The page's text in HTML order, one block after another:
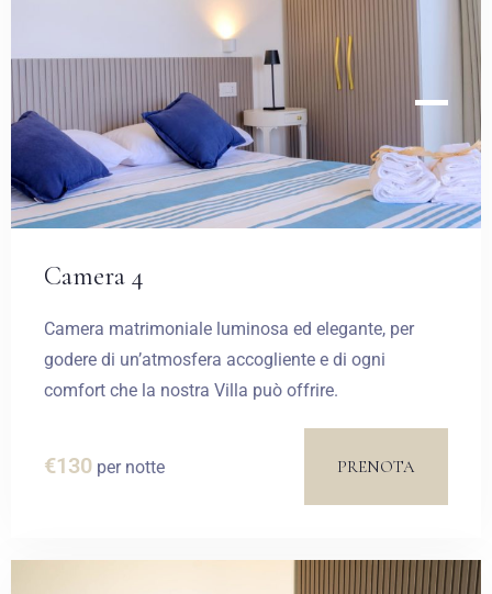
Camera 4
Camera matrimoniale luminosa ed elegante, per
godere di un’atmosfera accogliente e di ogni
comfort che la nostra Villa può offrire.
€130 per notte PRENOTA